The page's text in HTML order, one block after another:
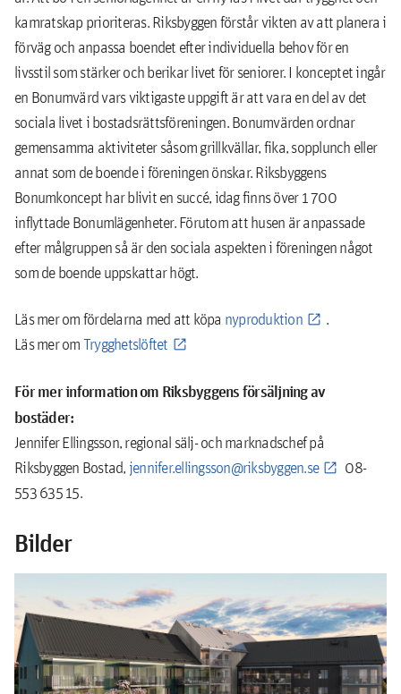
kamratskap prioriteras. Riksbyggen förstår vikten av att planera i
förväg och anpassa boendet efter individuella behov för en
livsstil som stärker och berikar livet för seniorer. I konceptet ingår
en Bonumvärd vars viktigaste uppgift är att vara en del av det
sociala livet i bostadsrättsföreningen. Bonumvärden ordnar
gemensamma aktiviteter såsom grillkvällar, fika, sopplunch eller
annat som de boende i föreningen önskar. Riksbyggens
Bonumkoncept har blivit en succé, idag finns över 1 700
inflyttade Bonumlägenheter. Förutom att husen är anpassade
efter målgruppen så är den sociala aspekten i föreningen något
som de boende uppskattar högt.
Läs mer om fördelarna med att köpa nyproduktion
.
Läs mer omTrygghetslöftet
För mer information om Riksbyggens försäljning av
bostäder:
Jennifer Ellingsson, regional sälj- och marknadschef på
Riksbyggen Bostad, jennifer.ellingsson@riksbyggen.se
08-
553 635 15.
Bilder